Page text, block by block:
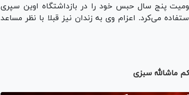
از تاریخ ۱۳۹۹/۷/۵ دوران محکومیت پنج سال حبس خود را در بازداشتگاه اوین سپری
می‌کرد. اعزام وی به زندان نیز قبلا با نظر مساعد
ماشالله سبزی